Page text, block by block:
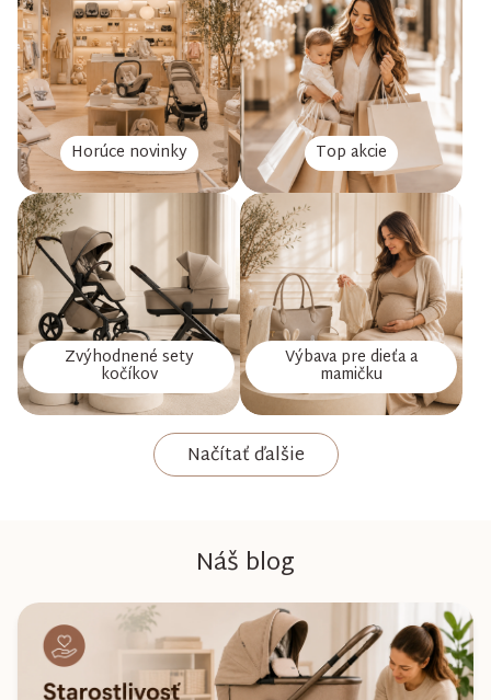
Horúce novinky Top akcie
Zvýhodnené sety
kočíkov
Výbava pre dieťa a
mamičku
Načítať ďalšie
Náš blog